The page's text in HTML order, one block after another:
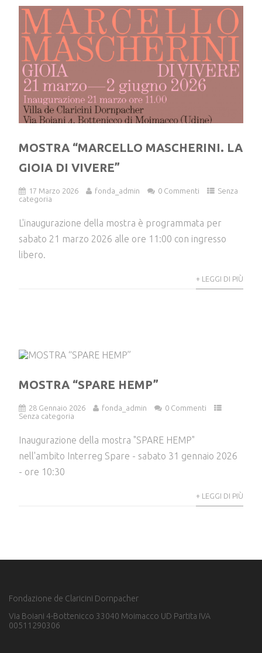
MOSTRA “MARCELLO MASCHERINI. LA
GIOIA DI VIVERE”
17 Marzo 2026 fonda_admin 0 Commenti
Senza
categoria
L'inaugurazione della mostra è programmata per
sabato 21 marzo 2026 alle ore 11:00 con ingresso
libero.
+ LEGGI DI PIÙ
MOSTRA “SPARE HEMP”
28 Gennaio 2026 fonda_admin
0 Commenti
Senza categoria
Inaugurazione della mostra "SPARE HEMP"
nell'ambito Interreg Spare - sabato 31 gennaio 2026
- ore 10:30
+ LEGGI DI PIÙ
Fondazione de Claricini Dornpacher
Via Boiani 4-Bottenicco 33040 Moimacco UD Partita IVA
00511290306